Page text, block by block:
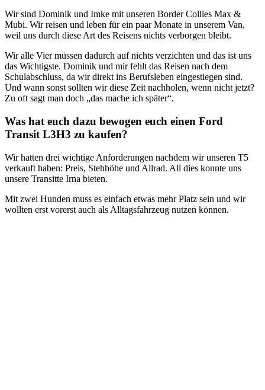
Wir sind Dominik und Imke mit unseren Border Collies Max &
Mubi. Wir reisen und leben für ein paar Monate in unserem Van,
weil uns durch diese Art des Reisens nichts verborgen bleibt.
Wir alle Vier müssen dadurch auf nichts verzichten und das ist uns
das Wichtigste. Dominik und mir fehlt das Reisen nach dem
Schulabschluss, da wir direkt ins Berufsleben eingestiegen sind.
Und wann sonst sollten wir diese Zeit nachholen, wenn nicht jetzt?
Zu oft sagt man doch „das mache ich später“.
Was hat euch dazu bewogen euch einen Ford
Transit L3H3 zu kaufen?
Wir hatten drei wichtige Anforderungen nachdem wir unseren T5
verkauft haben: Preis, Stehhöhe und Allrad. All dies konnte uns
unsere Transitte Irna bieten.
Mit zwei Hunden muss es einfach etwas mehr Platz sein und wir
wollten erst vorerst auch als Alltagsfahrzeug nutzen können.